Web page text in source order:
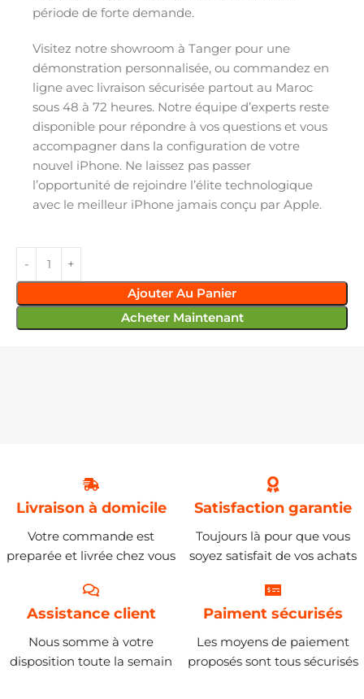
période de forte demande.
Visitez notre showroom à Tanger pour une
démonstration personnalisée, ou commandez en
ligne avec livraison sécurisée partout au Maroc
sous 48 à 72 heures. Notre équipe d’experts reste
disponible pour répondre à vos questions et vous
accompagner dans la configuration de votre
nouvel iPhone. Ne laissez pas passer
l’opportunité de rejoindre l’élite technologique
avec le meilleur iPhone jamais conçu par Apple.
Ajouter Au Panier
Acheter Maintenant
Livraison à domicile
Votre commande est
preparée et livrée chez vous
Satisfaction garantie
Toujours là pour que vous
soyez satisfait de vos achats
Assistance client
Nous somme à votre
disposition toute la semain
Paiment sécurisés
Les moyens de paiement
proposés sont tous sécurisés